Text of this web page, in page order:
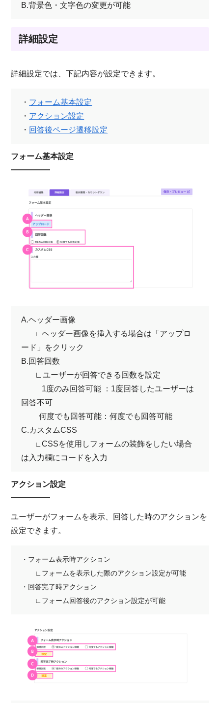
B.背景色・文字色の変更が可能
詳細設定
詳細設定では、下記内容が設定できます。
・ フォーム基本設定
・ アクション設定
・ 回答後ページ遷移設定
フォーム基本設定
A.ヘッダー画像
∟ヘッダー画像を挿入する場合は「アップロ
ード」をクリック
B.回答回数
∟ユーザーが回答できる回数を設定
1度のみ回答可能 ：1度回答したユーザーは
回答不可
何度でも回答可能：何度でも回答可能
C.カスタムCSS
∟CSSを使用しフォームの装飾をしたい場合
は入力欄にコードを入力
アクション設定
ユーザーがフォームを表示、回答した時のアクションを
設定できます。
・フォーム表示時アクション
∟フォームを表示した際のアクション設定が可能
・回答完了時アクション
∟フォーム回答後のアクション設定が可能